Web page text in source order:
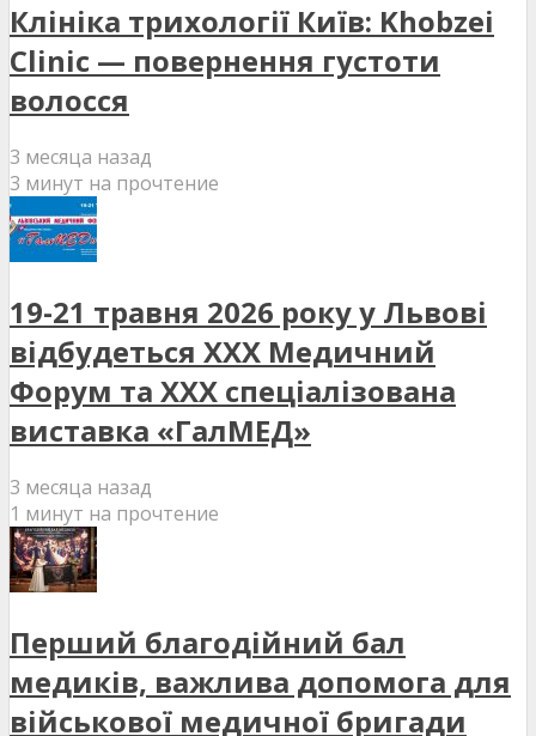
Клініка трихології Київ: Khobzei
Clinic — повернення густоти
волосся
3 месяца назад
3 минут на прочтение
19-21 травня 2026 року у Львові
відбудеться XXX Медичний
Форум та XXX спеціалізована
виставка «ГалМЕД»
3 месяца назад
1 минут на прочтение
Перший благодійний бал
медиків, важлива допомога для
військової медичної бригади